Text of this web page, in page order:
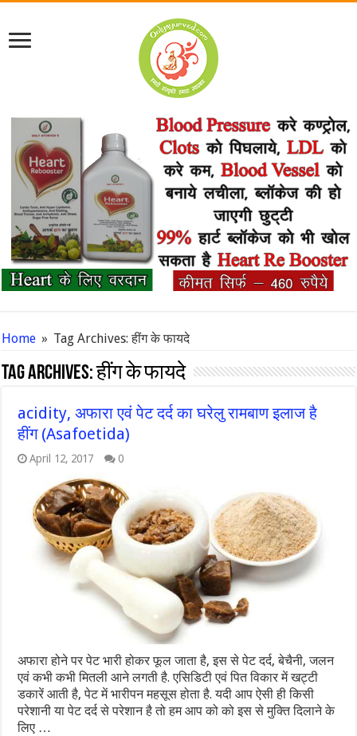
Home » Tag Archives: हींग के फायदे
Tag Archives:हींग के फायदे
acidity, अफारा एवं पेट दर्द का घरेलु रामबाण इलाज है
हींग (Asafoetida)
April 12, 2017 0
अफारा होने पर पेट भारी होकर फूल जाता है, इस से पेट दर्द, बेचैनी, जलन
एवं कभी कभी मितली आने लगती है. एसिडिटी एवं पित विकार में खट्टी
डकारें आती है, पेट में भारीपन महसूस होता है. यदी आप ऐसी ही किसी
परेशानी या पेट दर्द से परेशान है तो हम आप को को इस से मुक्ति दिलाने के
लिए …